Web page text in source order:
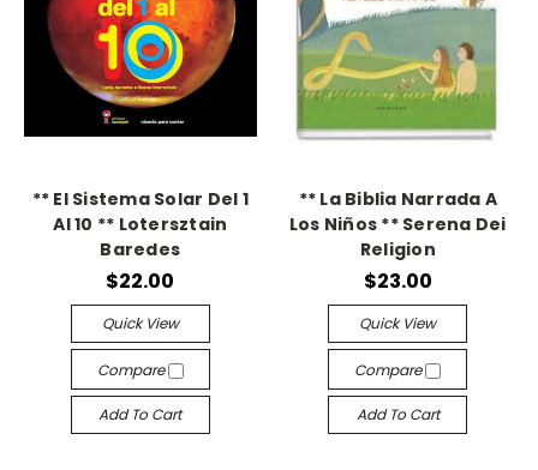
** El Sistema Solar Del 1
Al 10 ** Lotersztain
Baredes
$22.00
Quick View
Compare
Add To Cart
** La Biblia Narrada A
Los Niños ** Serena Dei
Religion
$23.00
Quick View
Compare
Add To Cart